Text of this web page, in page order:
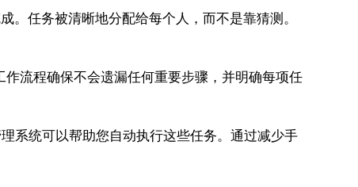
任务被清晰地分配给每个人，而不是靠猜测。
流程确保不会遗漏任何重要步骤，并明确每项任
系统可以帮助您自动执行这些任务。通过减少手